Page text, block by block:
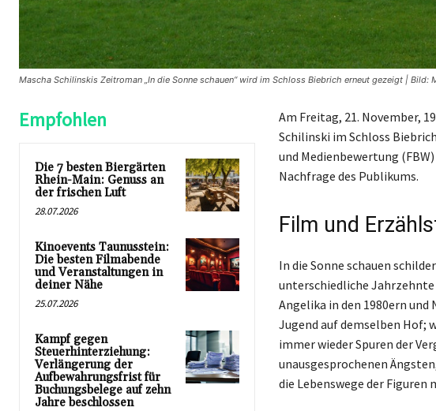
Mascha Schilinskis Zeitroman „In die Sonne schauen“ wird im Schloss Biebrich erneut gezeigt | Bild:
Empfohlen
Die 7 besten Biergärten
Rhein-Main: Genuss an
der frischen Luft
28.07.2026
Kinoevents Taunusstein:
Die besten Filmabende
und Veranstaltungen in
deiner Nähe
25.07.2026
Kampf gegen
Steuerhinterziehung:
Verlängerung der
Aufbewahrungsfrist für
Buchungsbelege auf zehn
Jahre beschlossen
Am Freitag, 21. November,
Schilinski im Schloss
und Medienbewertung
Nachfrage des Publikums.
Film und
In die Sonne schauen
unterschiedliche Jahrzehnte
Angelika in den 1980ern
Jugend auf demselben Hof;
immer wieder Spuren der
unausgesprochenen
die Lebenswege der Figuren